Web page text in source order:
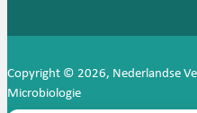
Copyright © 2026, Nederlandse
Microbiologie